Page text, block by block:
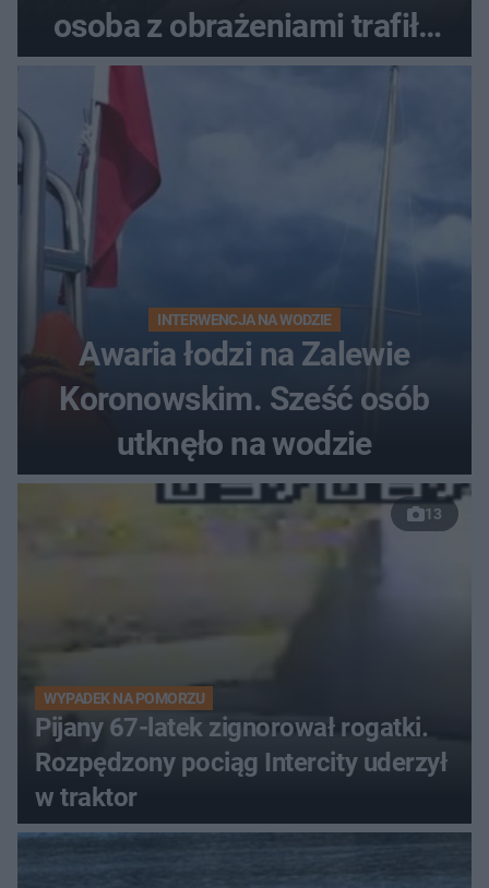
osoba z obrażeniami trafiła
do szpitala
INTERWENCJA NA WODZIE
Awaria łodzi na Zalewie
Koronowskim. Sześć osób
utknęło na wodzie
13
WYPADEK NA POMORZU
Pijany 67-latek zignorował rogatki.
Rozpędzony pociąg Intercity uderzył
w traktor